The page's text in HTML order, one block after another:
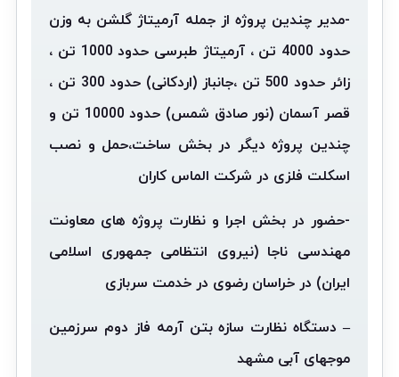
-مدیر چندین پروژه از جمله آرمیتاژ گلشن به وزن
حدود 4000 تن ، آرمیتاژ طبرسی حدود 1000 تن ،
زائر حدود 500 تن ،
جانباز (اردکانی) حدود 300 تن ،
قصر آسمان (نور صادق شمس) حدود 10000 تن و
چندین پروژه دیگر در بخش ساخت،حمل و نصب
اسکلت فلزی در شرکت الماس کاران
-حضور در بخش اجرا و نظارت پروژه های معاونت
مهندسی ناجا (نیروی انتظامی جمهوری اسلامی
ایران) در خراسان رضوی در خدمت سربازی
– دستگاه نظارت سازه بتن آرمه فاز دوم سرزمین
موجهای آبی مشهد